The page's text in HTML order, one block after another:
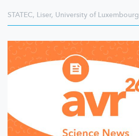
STATEC, Liser, University of Luxembourg